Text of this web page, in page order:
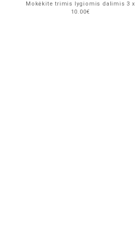
Mokėkite trimis lygiomis dalimis 3 x
10.00€